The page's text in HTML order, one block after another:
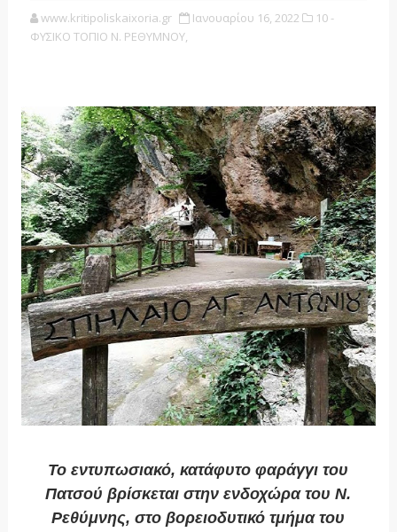
www.kritipoliskaixoria.gr Ιανουαρίου 16, 2022
10 -
ΦΥΣΙΚΟ ΤΟΠΙΟ Ν. ΡΕΘΥΜΝΟΥ,
Το εντυπωσιακό, κατάφυτοφαράγγι του
Πατσού βρίσκεται στην ενδοχώρα του Ν.
Ρεθύμνης, στο βορειοδυτικό τμήμα του